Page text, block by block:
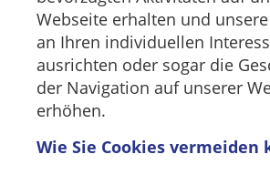
Webseite erhalten und
an Ihren individuellen
ausrichten oder sogar die
der Navigation auf unserer
erhöhen.
Wie Sie Cookies vermeiden